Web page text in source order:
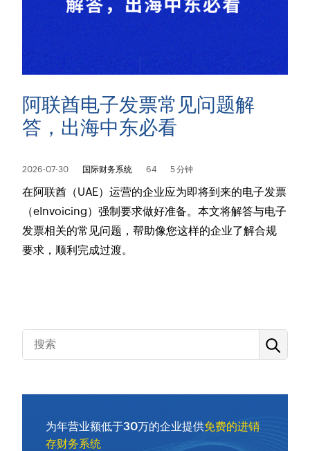
阿联酋电子发票常见问题解
答，出海中东必看
2026-07-30 国际财务系统 64 5 分钟
​在阿联酋（UAE）运营的企业应为即将到来的电子发票
（eInvoicing）强制要求做好准备。本文将解答与电子
发票相关的常见问题，帮助像您这样的企业了解合规
要求，顺利完成过渡。
为年营业额低于30万的企业提供免费的进销
存财务系统